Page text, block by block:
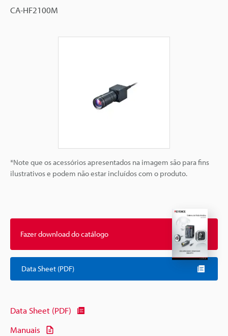
CA-HF2100M
*Note que os acessórios apresentados na imagem são para fins
ilustrativos e podem não estar incluídos com o produto.
Fazer download do catálogo
Data Sheet (PDF)
Data Sheet (PDF)
Manuais